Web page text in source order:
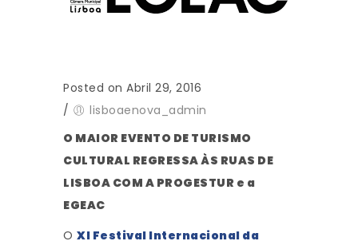
Posted on Abril 29, 2016
/
lisboaenova_admin
O MAIOR EVENTO DE TURISMO
CULTURAL REGRESSA ÀS RUAS DE
LISBOA COM A PROGESTUR e a
EGEAC
O XI Festival Internacional da